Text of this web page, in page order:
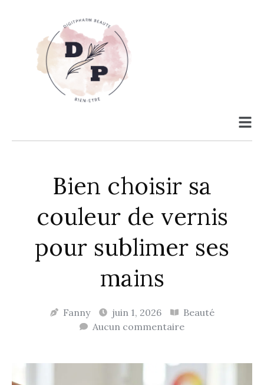
Bien choisir sa
couleur de vernis
pour sublimer ses
mains
Fanny juin 1, 2026
Beauté
Aucun commentaire